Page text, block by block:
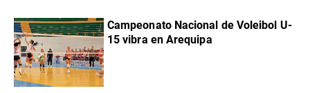
Campeonato Nacional de Voleibol U-
15 vibra en Arequipa